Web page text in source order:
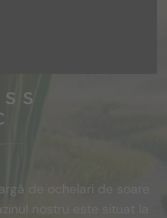
de ochelari de soare
nostru este situat la